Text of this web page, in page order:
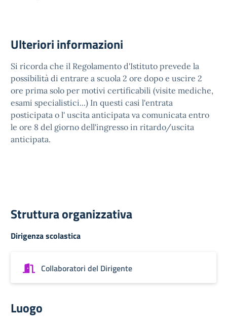
Ulteriori informazioni
Si ricorda che il Regolamento d'Istituto prevede la
possibilità di entrare a scuola 2 ore dopo e uscire 2
ore prima solo per motivi certificabili (visite mediche,
esami specialistici...) In questi casi l'entrata
posticipata o l' uscita anticipata va comunicata entro
le ore 8 del giorno dell'ingresso in ritardo/uscita
anticipata.
Struttura organizzativa
Dirigenza scolastica
Collaboratori del Dirigente
Luogo